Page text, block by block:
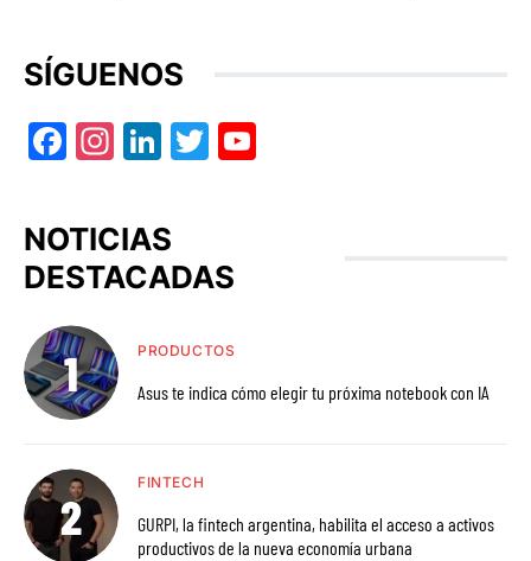
SÍGUENOS
Facebook
Instagram
LinkedIn
Twitter
NOTICIAS
DESTACADAS
PRODUCTOS
Asus te indica cómo elegir tu próxima notebook con IA
FINTECH
GURPI, la fintech argentina, habilita el acceso a activos
productivos de la nueva economía urbana